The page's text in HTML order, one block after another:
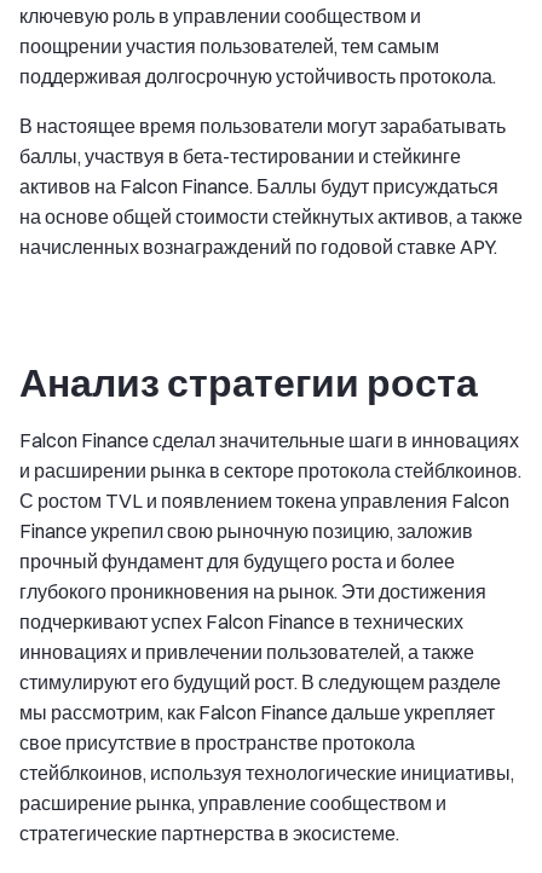
ключевую роль в управлении сообществом и
поощрении участия пользователей, тем самым
поддерживая долгосрочную устойчивость протокола.
В настоящее время пользователи могут зарабатывать
баллы, участвуя в бета-тестировании и стейкинге
активов на Falcon Finance. Баллы будут присуждаться
на основе общей стоимости стейкнутых активов, а также
начисленных вознаграждений по годовой ставке APY.
Анализ стратегии роста
Falcon Finance сделал значительные шаги в инновациях
и расширении рынка в секторе протокола стейблкоинов.
С ростом TVL и появлением токена управления Falcon
Finance укрепил свою рыночную позицию, заложив
прочный фундамент для будущего роста и более
глубокого проникновения на рынок. Эти достижения
подчеркивают успех Falcon Finance в технических
инновациях и привлечении пользователей, а также
стимулируют его будущий рост. В следующем разделе
мы рассмотрим, как Falcon Finance дальше укрепляет
свое присутствие в пространстве протокола
стейблкоинов, используя технологические инициативы,
расширение рынка, управление сообществом и
стратегические партнерства в экосистеме.